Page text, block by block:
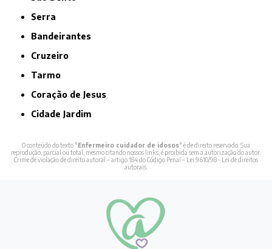
Serra
Bandeirantes
Cruzeiro
Tarmo
Coração de Jesus
Cidade Jardim
O conteúdo do texto "Enfermeiro cuidador de idosos" é de direito reservado. Sua
reprodução, parcial ou total, mesmo citando nossos links, é proibida sem a autorização do autor.
Crime de violação de direito autoral – artigo 184 do Código Penal – Lei 9610/98 - Lei de direitos
autorais